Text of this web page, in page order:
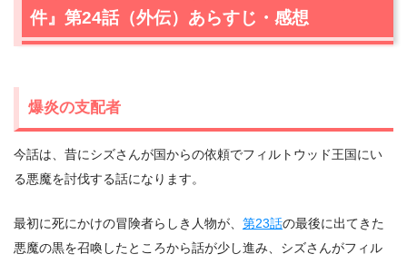
2.『転生したらスライムだった件』第24話まとめ
件』第24話（外伝）あらすじ・感想
爆炎の支配者
今話は、昔にシズさんが国からの依頼でフィルトウッド王国にい
る悪魔を討伐する話になります。
最初に死にかけの冒険者らしき人物が、 第23話の最後に出てきた
悪魔の黒を召喚したところから話が少し進み、シズさんがフィル